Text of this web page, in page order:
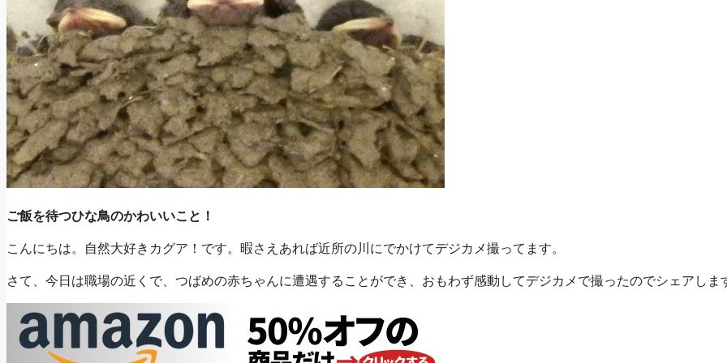
ご飯を待つひな鳥のかわいいこと！
こんにちは。自然大好きカグア！です。暇さえあれば近所の川にでかけてデジカメ撮ってます。
さて、今日は職場の近くで、つばめの赤ちゃんに遭遇することができ、おもわず感動してデジカメで撮ったのでシェアしま